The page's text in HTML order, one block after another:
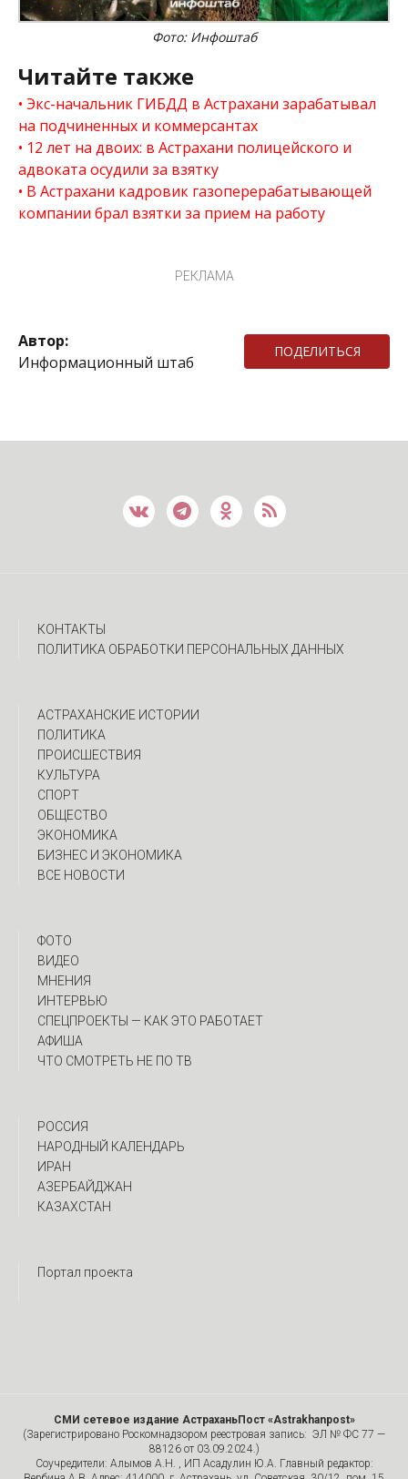
Фото: Инфоштаб
Читайте также
Экс-начальник ГИБДД в Астрахани зарабатывал
на подчиненных и коммерсантах
12 лет на двоих: в Астрахани полицейского и
адвоката осудили за взятку
В Астрахани кадровик газоперерабатывающей
компании брал взятки за прием на работу
РЕКЛАМА
Автор:
Информационный штаб
ПОДЕЛИТЬСЯ
КОНТАКТЫ
ПОЛИТИКА ОБРАБОТКИ ПЕРСОНАЛЬНЫХ ДАННЫХ
АСТРАХАНСКИЕ ИСТОРИИ
ПОЛИТИКА
ПРОИСШЕСТВИЯ
КУЛЬТУРА
СПОРТ
ОБЩЕСТВО
ЭКОНОМИКА
БИЗНЕС И ЭКОНОМИКА
ВСЕ НОВОСТИ
ФОТО
ВИДЕО
МНЕНИЯ
ИНТЕРВЬЮ
CПЕЦПРОЕКТЫ — КАК ЭТО РАБОТАЕТ
АФИША
ЧТО СМОТРЕТЬ НЕ ПО ТВ
РОССИЯ
НАРОДНЫЙ КАЛЕНДАРЬ
ИРАН
АЗЕРБАЙДЖАН
КАЗАХСТАН
Портал проекта
СМИ сетевое издание АстраханьПост «Astrakhanpost»
(Зарегистрировано Роскомнадзором реестровая запись: ЭЛ № ФС 77 —
88126 от 03.09.2024.)
Соучредители: Алымов А.Н. , ИП Асадулин Ю.А. Главный редактор: